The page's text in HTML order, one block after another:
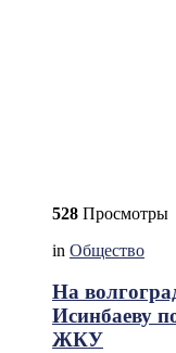
528 Просмотры
in Общество
На
Исинбаеву
ЖКУ